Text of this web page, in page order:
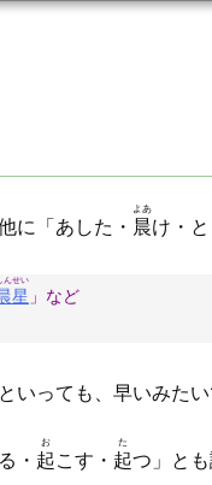
に「あした・ 晨
よあ
け・
星
んせい
」など
いっても、早いみたい
・ 起
お
こす・ 起
た
つ」とも